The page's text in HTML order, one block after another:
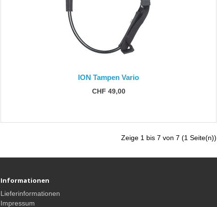
ION Tampen Vario
CHF 49,00
Zeige 1 bis 7 von 7 (1 Seite(n))
Informationen
Lieferinformationen
Impressum